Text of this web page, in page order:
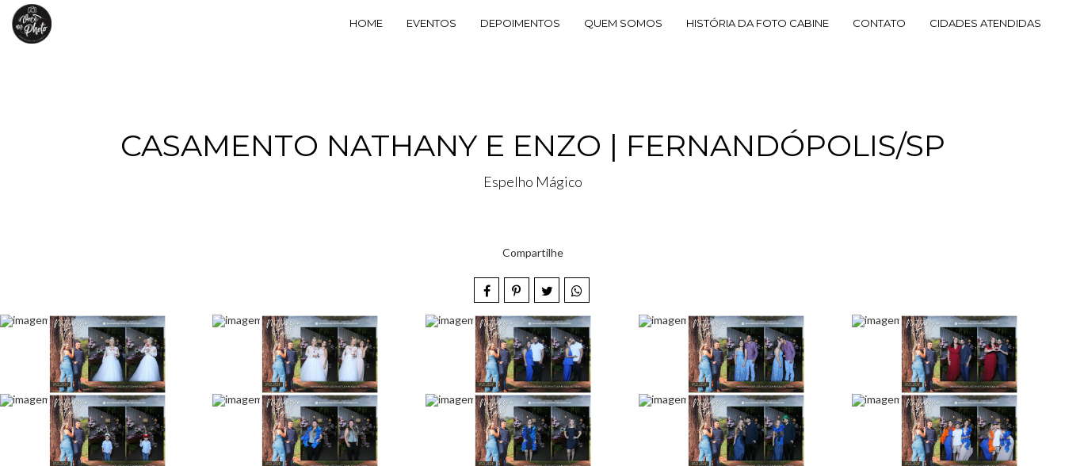
HOME EVENTOS DEPOIMENTOS QUEM SOMOS HISTÓRIA DA FOTO CABINE CONTATO CIDADES ATENDIDAS
CASAMENTO NATHANY E ENZO | FERNANDÓPOLIS/SP
Espelho Mágico
Compartilhe